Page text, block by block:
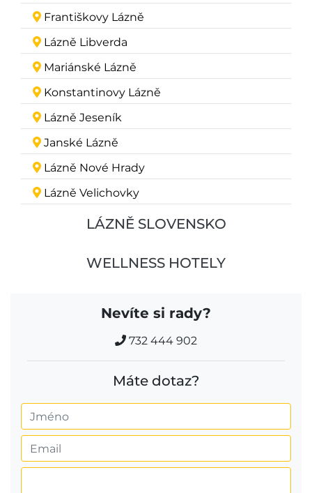
Františkovy Lázně
Lázně Libverda
Mariánské Lázně
Konstantinovy Lázně
Lázně Jeseník
Janské Lázně
Lázně Nové Hrady
Lázně Velichovky
LÁZNĚ SLOVENSKO
WELLNESS HOTELY
Nevíte si rady?
732 444 902
Máte dotaz?